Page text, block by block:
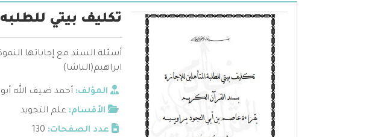
تكليف بيتي
أسئلة السند مع إجاباتها
ابراهيم(الباشا)
المؤلف: أحمد ضيف الله
الأقسام: علم التجويد
عدد الصفحات: 130